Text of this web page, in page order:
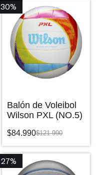
30%
Balón de Voleibol
Wilson PXL (NO.5)
$121.990
$84.990
27%